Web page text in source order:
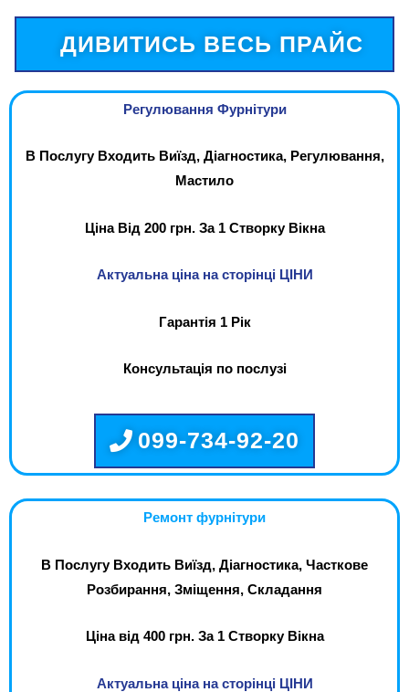
ДИВИТИСЬ ВЕСЬ ПРАЙС
Регулювання Фурнітури
В Послугу Входить Виїзд, Діагностика, Регулювання,
Мастило
Ціна Від 200 грн. За 1 Створку Вікна
Актуальна ціна на сторінці ЦІНИ
Гарантія 1 Рік
Консультація по послузі
099-734-92-20
Ремонт фурнітури
В Послугу Входить Виїзд, Діагностика, Часткове
Розбирання, Зміщення, Складання
Ціна від 400 грн. За 1 Створку Вікна
Актуальна ціна на сторінці ЦІНИ